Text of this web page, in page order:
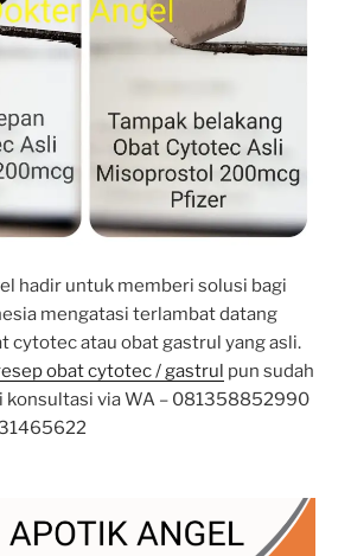
hadir untuk memberi solusi bagi
mengatasi terlambat datang
cytotec atau obat gastrul yang asli.
obat cytotec / gastrul pun sudah
konsultasi via WA – 081358852990